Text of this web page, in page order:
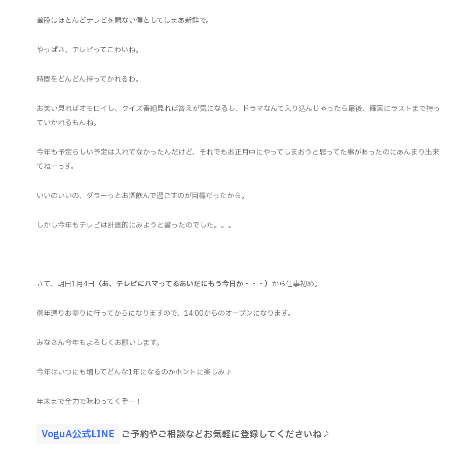
普段はほとんどテレビを観ない僕としてはまあ新鮮で。
やっぱさ、テレビってこわいね。
時間をどんどん持ってかれるわ。
お笑い見ればオモロイし、クイズ番組見れば答えが気になるし、ドラマなんて入り込んじゃったら最後、確実にラストまで持っ
ていかれるもんね。
今年も予定らしい予定は入れてなかったんだけど、それでもお正月中にやってしまおうと思ってた事があったのにあんまり出来
てねーっす。
いいのいいの、ダラーっとお酒飲んで過ごすのが目標だったから。
しかし今年もテレビは計画的にみようと誓ったのでした。。。
さて、明日1月4日 （あ、テレビにハマってるあいだにもう今日か・・・） から仕事初め。
例年通りお参りに行ってからになりますので、14:00からのオープンになります。
みなさん今年もよろしくお願いします。
今年はいつにも増してどんな1年になるのかホントに楽しみ♪
年末まで全力で味わってくぞー！
VoguA公式LINE ご予約やご相談などお気軽に登録してくださいね♪